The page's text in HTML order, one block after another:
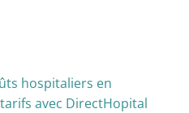
hospitaliers en
avec DirectHopital